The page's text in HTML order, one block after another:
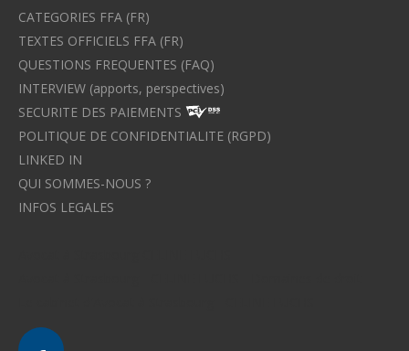
CATEGORIES FFA (FR)
TEXTES OFFICIELS FFA (FR)
QUESTIONS FREQUENTES (FAQ)
INTERVIEW (apports, perspectives)
SECURITE DES PAIEMENTS
POLITIQUE DE CONFIDENTIALITE (RGPD)
LINKED IN
QUI SOMMES-NOUS ?
INFOS LEGALES